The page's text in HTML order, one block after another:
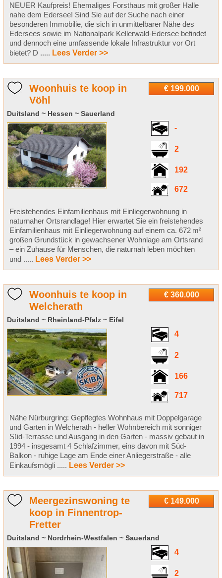
NEUER Kaufpreis! Ehemaliges Forsthaus mit großer Halle
nahe dem Edersee! Sind Sie auf der Suche nach einer
besonderen Immobilie, die sich in unmittelbarer Nähe des
Edersees sowie im Nationalpark Kellerwald-Edersee befindet
und dennoch eine umfassende lokale Infrastruktur vor Ort
bietet? D ..... Lees Verder >>
€ 199.000
Woonhuis te koop in
Vöhl
Duitsland ~ Hessen ~ Sauerland
-
2
192
672
Freistehendes Einfamilienhaus mit Einliegerwohnung in
naturnaher Ortsrandlage! Hier erwartet Sie ein freistehendes
Einfamilienhaus mit Einliegerwohnung auf einem ca. 672 m²
großen Grundstück in gewachsener Wohnlage am Ortsrand
– ein Zuhause für Menschen, die naturnah leben möchten
und ..... Lees Verder >>
€ 360.000
Woonhuis te koop in
Welcherath
Duitsland ~ Rheinland-Pfalz ~ Eifel
4
2
166
717
Nähe Nürburgring: Gepflegtes Wohnhaus mit Doppelgarage
und Garten in Welcherath - heller Wohnbereich mit sonniger
Süd-Terrasse und Ausgang in den Garten - massiv gebaut in
1994 - insgesamt 4 Schlafzimmer, eins davon mit Süd-
Balkon - ruhige Lage am Ende einer Anliegerstraße - alle
Einkaufsmögli ..... Lees Verder >>
€ 149.000
Meergezinswoning te
koop in Finnentrop-
Fretter
Duitsland ~ Nordrhein-Westfalen ~ Sauerland
4
2